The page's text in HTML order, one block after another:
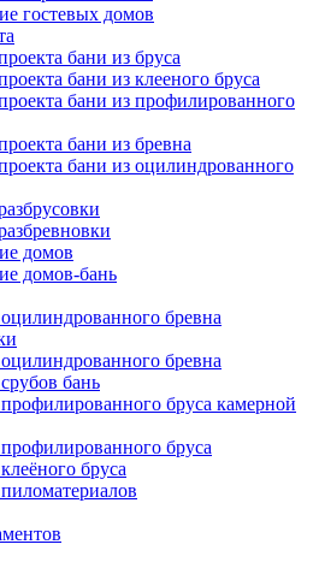
гостевых домов
бани из бруса
бани из клееного бруса
бани из профилированного
бани из бревна
бани из оцилиндрованного
домов
домов-бань
бревна
бревна
бань
бруса камерной
бруса
бруса